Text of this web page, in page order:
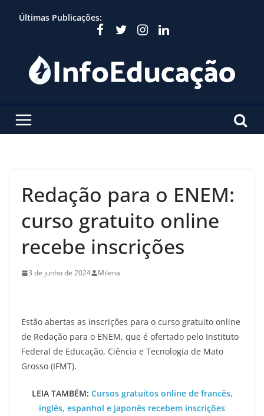
Últimas Publicações:
Redação para o ENEM:
curso gratuito online
recebe inscrições
3 de junho de 2024 Milena
Estão abertas as inscrições para o curso gratuito online
de Redação para o ENEM, que é ofertado pelo Instituto
Federal de Educação, Ciência e Tecnologia de Mato
Grosso (IFMT).
LEIA TAMBÉM: Cursos gratuitos online de francês,
inglês, espanhol e japonês recebem inscrições